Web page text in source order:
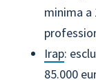
minima a
Irap:
85.000